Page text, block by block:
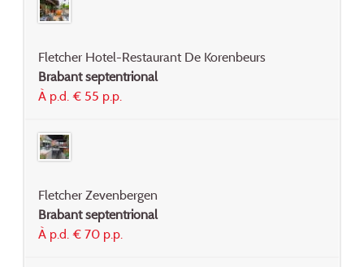
Fletcher Hotel-Restaurant De Korenbeurs
Brabant septentrional
À p.d. € 55 p.p.
Fletcher Zevenbergen
Brabant septentrional
À p.d. € 70 p.p.